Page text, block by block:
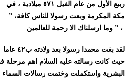
دعوة المكلفين بخدمة العلم (الدفعة
العلم
الملك
الملك يتلقى اتصالا
ربيع الأول من عام الفيل ٥٧١ ميلادية ، في
مكة المكرمة وبعت رسولا للناس كافة، ”
وما ارسلناك الا رحمة للعالمين ” ،
لقد بغت محمدا رسولا بعد ولادته ب٤٢ عاما
حيث كانت رسالته عليه السلام اهم مرحلة
البشرية واستكملت وختمت رسالات السماء